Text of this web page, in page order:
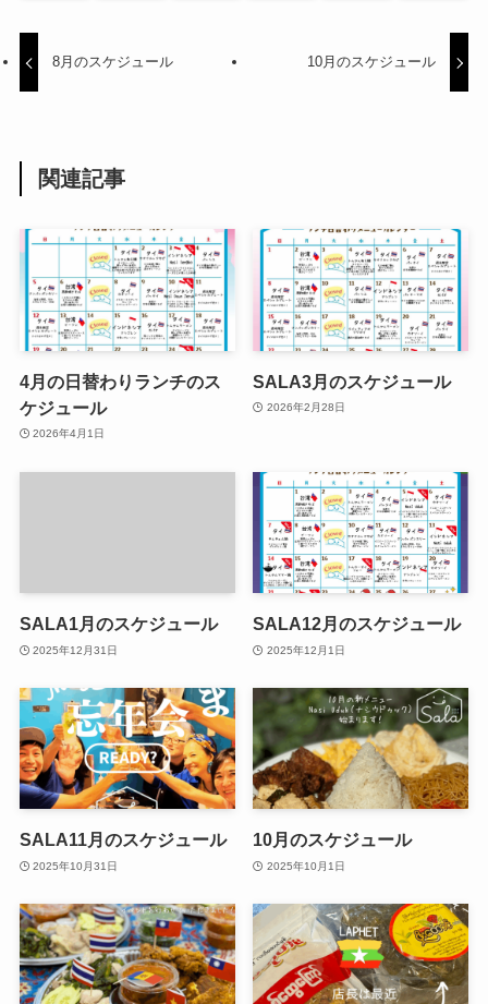
8月のスケジュール 10月のスケジュール
関連記事
4月の日替わりランチのス
ケジュール
2026年4月1日
SALA3月のスケジュール
2026年2月28日
SALA1月のスケジュール
2025年12月31日
SALA12月のスケジュール
2025年12月1日
SALA11月のスケジュール
2025年10月31日
10月のスケジュール
2025年10月1日